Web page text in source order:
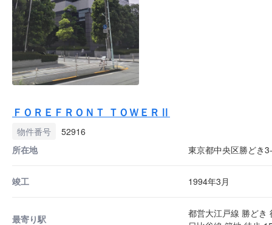
ＦＯＲＥＦＲＯＮＴ ＴＯＷＥＲⅡ
物件番号
52916
所在地
東京都中央区勝どき
竣工 1994年3月
最寄り駅
都営大江戸線 勝どき